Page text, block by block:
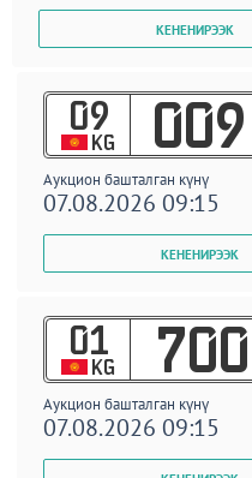
09
KG 009
Аукцион башталган күнү
07.08.2026 09:15
01
KG 700
Аукцион башталган күнү
07.08.2026 09:15